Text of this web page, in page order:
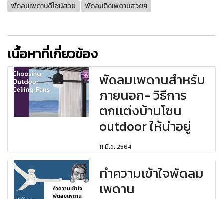
พัดลมเพดานดีไซน์สวย
พัดลมติดเพดานสวยๆ
เนื้อหาที่เกี่ยวข้อง
พัดลมเพดานสำหรับ
ภายนอก- วิธีการ
ตกเเต่งบ้านโซน
outdoor ให้น่าอยู่
11 มิ.ย. 2564
ทำความเข้าใจพัดลม
เพดาน